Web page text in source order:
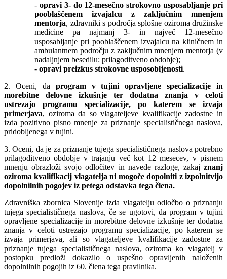
- opravi 3- do 12-mesečno strokovno usposabljanje pri
pooblaščenem izvajalcu z zaključnim mnenjem
mentorja, zdravniki s področja splošne oziroma družinske
medicine pa najmanj 3- in največ 12-mesečno
usposabljanje pri pooblaščenem izvajalcu na kliničnem in
ambulantnem področju z zaključnim mnenjem mentorja (v
nadaljnjem besedilu: prilagoditveno obdobje);
- opravi preizkus strokovne usposobljenosti.
2. Oceni, da program v tujini opravljene specializacije in
morebitne delovne izkušnje ter dodatna znanja v celoti
ustrezajo programu specializacije, po katerem se izvaja
primerjava, oziroma da so vlagateljeve kvalifikacije zadostne in
izda pozitivno pisno mnenje za priznanje specialističnega naslova,
pridobljenega v tujini.
3. Oceni, da je za priznanje tujega specialističnega naslova potrebno
prilagoditveno obdobje v trajanju več kot 12 mesecev, v pisnem
mnenju obrazloži svojo odločitev in navede razloge, zakaj znanj
oziroma kvalifikacij vlagatelja ni mogoče dopolniti z izpolnitvijo
dopolnilnih pogojev iz petega odstavka tega člena.
Zdravniška zbornica Slovenije izda vlagatelju odločbo o priznanju
tujega specialističnega naslova, če se ugotovi, da program v tujini
opravljene specializacije in morebitne delovne izkušnje ter dodatna
znanja v celoti ustrezajo programu specializacije, po katerem se
izvaja primerjava, ali so vlagateljeve kvalifikacije zadostne za
priznanje tujega specialističnega naslova, oziroma ko vlagatelj v
postopku predloži dokazilo o uspešno opravljenih naloženih
dopolnilnih pogojih iz 60. člena tega pravilnika.